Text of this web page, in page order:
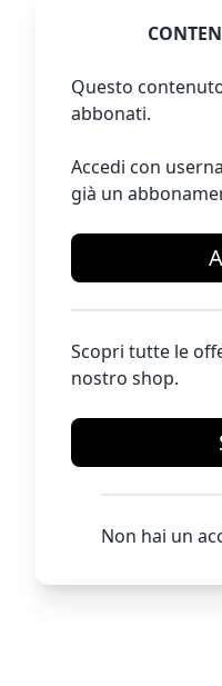
Questo
abbonati.
Accedi con
già un
Scopri tutte le
nostro shop.
Non hai un